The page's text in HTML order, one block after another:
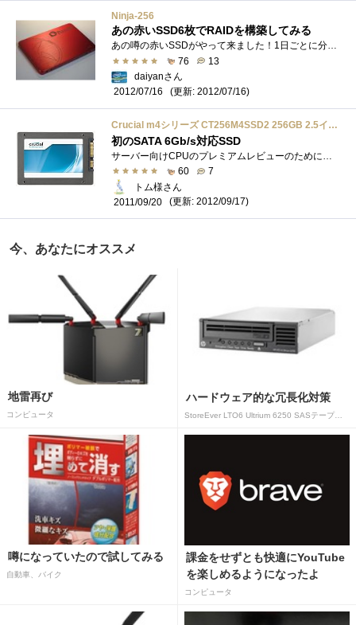
Ninja-256
あの赤いSSD6枚でRAIDを構築してみる
76
13
daiyanさん
2012/07/16
(更新: 2012/07/16)
Crucial m4シリーズ CT256M4SSD2 256GB 2.5インチ内蔵型 SSD 国内正規品 3年保証
初のSATA 6Gb/s対応SSD
60
7
トム様さん
2011/09/20
(更新: 2012/09/17)
今、あなたにオススメ
地雷再び
コンピュータ
ハードウェア的な冗長化対策
噂になっていたので試してみる
自動車、バイク
課金をせずとも快適にYouTube
を楽しめるようになったよ
コンピュータ